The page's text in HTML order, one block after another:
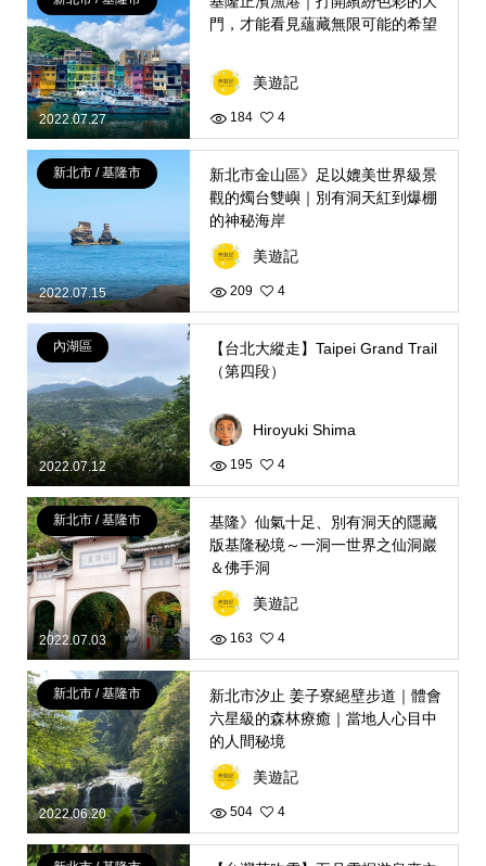
2022.07.27
門，才能看見蘊藏無限可能的希望
美遊記
184 4
2022.07.15
新北市 / 基隆市
新北市金山區》足以媲美世界級景
觀的燭台雙嶼｜別有洞天紅到爆棚
的神秘海岸
美遊記
209 4
2022.07.12
內湖區
【台北大縱走】Taipei Grand Trail
（第四段）
Hiroyuki Shima
195 4
2022.07.03
新北市 / 基隆市
基隆》仙氣十足、別有洞天的隱藏
版基隆秘境～一洞一世界之仙洞巖
＆佛手洞
美遊記
163 4
2022.06.20
新北市 / 基隆市
新北市汐止 姜子寮絕壁步道｜體會
六星級的森林療癒｜當地人心目中
的人間秘境
美遊記
504 4